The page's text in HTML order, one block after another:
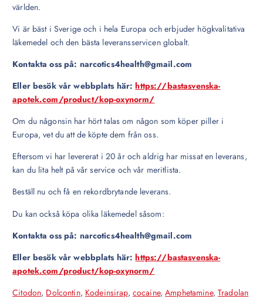
världen.
Vi är bäst i Sverige och i hela Europa och erbjuder högkvalitativa
läkemedel och den bästa leveransservicen globalt.
Kontakta oss på: narcotics4health@gmail.com
Eller besök vår webbplats här:https://bastasvenska-
apotek.com/product/kop-oxynorm/
Om du någonsin har hört talas om någon som köper piller i
Europa, vet du att de köpte dem från oss.
Eftersom vi har levererat i 20 år och aldrig har missat en leverans,
kan du lita helt på vår service och vår meritlista.
Beställ nu och få en rekordbrytande leverans.
Du kan också köpa olika läkemedel såsom:
Kontakta oss på: narcotics4health@gmail.com
Eller besök vår webbplats här:https://bastasvenska-
apotek.com/product/kop-oxynorm/
Citodon, Dolcontin, Kodeinsirap, cocaine,Amphetamine, Tradolan